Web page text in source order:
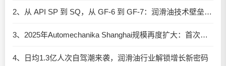
2、从 API SP 到 SQ，从 GF-6 到 GF-7：润滑油技术壁垒再升高，你准备好了吗？
3、2025年Automechanika Shanghai规模再度扩大：首次启用国家会展中心（上海）全部15个展馆
4、日均1.3亿人次自驾潮来袭，润滑油行业解锁增长新密码​